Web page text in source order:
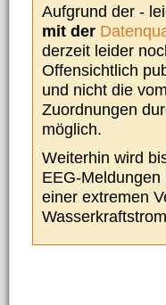
Aufgrund der -
mit der
derzeit leider
Offensichtlich
und nicht die vom
Zuordnungen
möglich.
Weiterhin wird
EEG-
einer extremen